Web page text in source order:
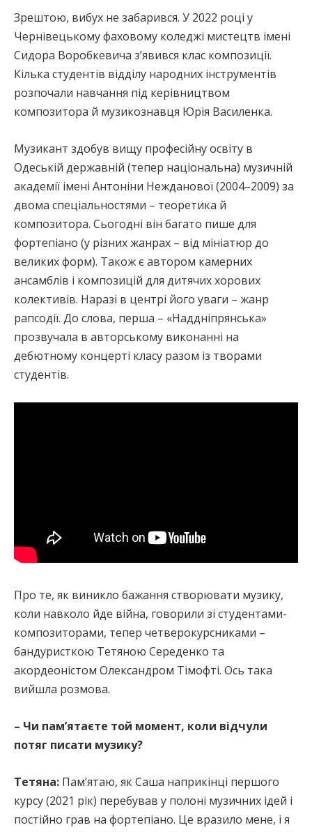
Зрештою, вибух не забарився. У 2022 році у
Чернівецькому фаховому коледжі мистецтв імені
Сидора Воробкевича з’явився клас композиції.
Кілька студентів відділу народних інструментів
розпочали навчання під керівництвом
композитора й музикознавця Юрія Василенка.
Музикант здобув вищу професійну освіту в
Одеській державній (тепер національна) музичній
академії імені Антоніни Нежданової (2004–2009) за
двома спеціальностями – теоретика й
композитора. Сьогодні він багато пише для
фортепіано (у різних жанрах – від мініатюр до
великих форм). Також є автором камерних
ансамблів і композицій для дитячих хорових
колективів. Наразі в центрі його уваги – жанр
рапсодії. До слова, перша – «Наддніпрянська»
прозвучала в авторському виконанні на
дебютному концерті класу разом із творами
студентів.
Про те, як виникло бажання створювати музику,
коли навколо йде війна, говорили зі студентами-
композиторами, тепер четверокурсниками –
бандуристкою Тетяною Середенко та
акордеоністом Олександром Тімофті. Ось така
вийшла розмова.
– Чи пам’ятаєте той момент, коли відчули
потяг писати музику?
Тетяна: Пам’ятаю, як Саша наприкінці першого
курсу (2021 рік) перебував у полоні музичних ідей і
постійно грав на фортепіано. Це вразило мене, і я